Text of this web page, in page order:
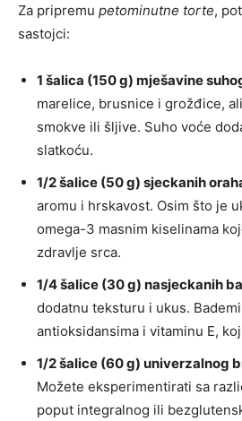
Za pripremu petominutne torte,
sastojci:
1 šalica (150 g) mješavine
marelice, brusnice i grožđice,
smokve ili šljive. Suho voće
slatkoću.
1/2 šalice (50 g) sjeckanih
aromu i hrskavost. Osim što je
omega-3 masnim kiselinama
zdravlje srca.
1/4 šalice (30 g) nasjeckanih
dodatnu teksturu i ukus.
antioksidansima i vitaminu E,
1/2 šalice (60 g) univerzalnog
Možete eksperimentirati sa
poput integralnog ili